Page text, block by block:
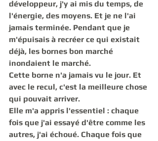
développeur, j'y ai mis du temps, de
l'énergie, des moyens. Et je ne l'ai
jamais terminée. Pendant que je
m'épuisais à recréer ce qui existait
déjà, les bornes bon marché
inondaient le marché.
Cette borne n'a jamais vu le jour. Et
avec le recul, c'est la meilleure chose
qui pouvait arriver.
Elle m'a appris l'essentiel : chaque
fois que j'ai essayé d'être comme les
autres, j'ai échoué. Chaque fois que